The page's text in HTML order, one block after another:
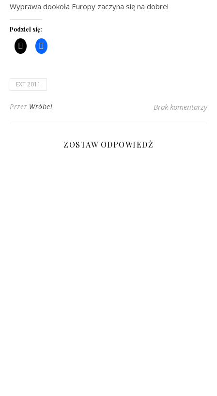
Wyprawa dookoła Europy zaczyna się na dobre!
Podziel się:
EXT 2011
Przez Wróbel Brak komentarzy
ZOSTAW ODPOWIEDŹ